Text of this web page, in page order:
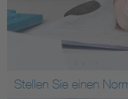
Stellen Sie einen